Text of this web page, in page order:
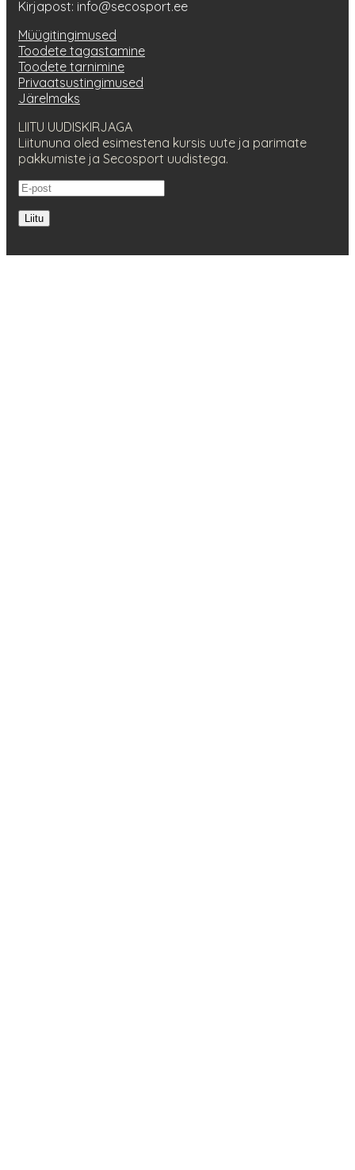
Kirjapost: info@secosport.ee
Müügitingimused
Toodete tagastamine
Toodete tarnimine
Privaatsustingimused
Järelmaks
LIITU UUDISKIRJAGA
Liitununa oled esimestena kursis uute ja parimate
pakkumiste ja Secosport uudistega.
Liitu